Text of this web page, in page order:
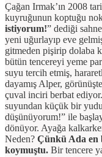
Çağan Irmak’ın 2008
kuyruğunun koptuğu
istiyorum!” dediği
yeni uğurlayıp eve
gitmeden pişirip dolaba
bütün tencereyi yeme
suyu tercih etmiş,
dayamış Alper,
çuval inciri berbat
suyundan küçük bir
düşünüyorum!” ile
dönüyor. Ayağa
Neden? Çünkü Ada en
koymuştu. Bir tencere